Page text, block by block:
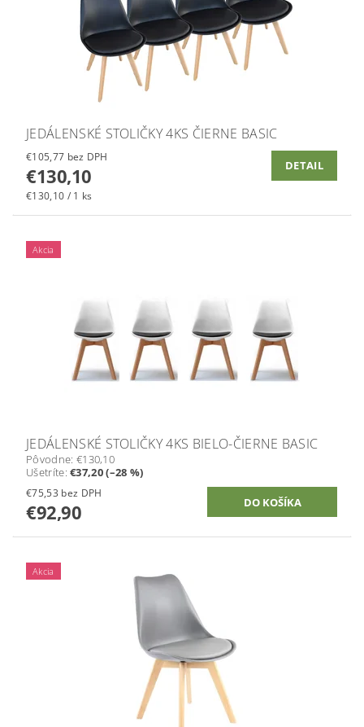
JEDÁLENSKÉ STOLIČKY 4KS ČIERNE BASIC
€105,77 bez DPH
€130,10
€130,10 / 1 ks
DETAIL
Akcia
JEDÁLENSKÉ STOLIČKY 4KS BIELO-ČIERNE BASIC
Pôvodne: €130,10
Ušetríte:€37,20 (–28 %)
€75,53 bez DPH
€92,90
Akcia